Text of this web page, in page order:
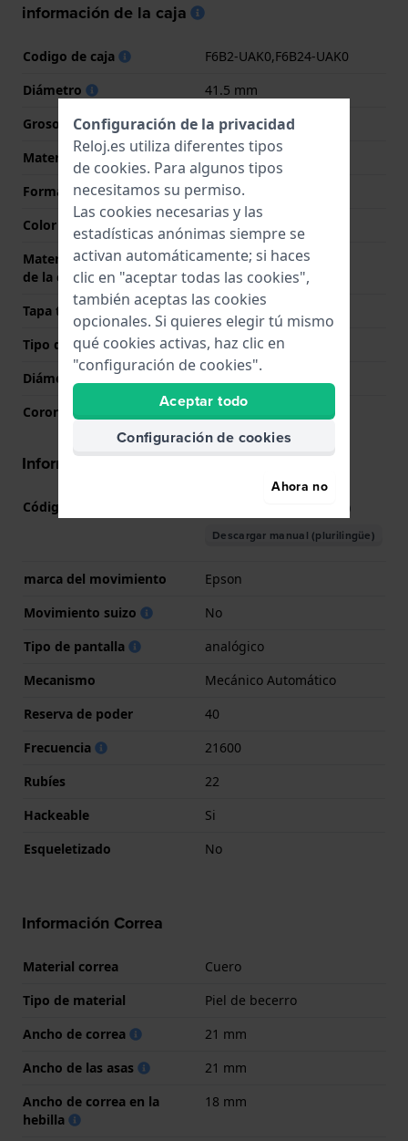
información de la caja
Codigo de caja
F6B2-UAK0,F6B24-UAK0
Diámetro
41.5 mm
Grosor de la caja
14 mm
Material
Acero inoxidable
Forma del reloj
Redondo
Color de la caja
Oro rosado
Material de la parte trasera
de la caja
Acero inoxidable
Tapa trasera
Transparente
Tipo de cristal
Mineral
Diámetro del vidrio
Corona
Información del movimiento
Código de Movimiento )
Descargar manual (plurilingüe)
marca del movimiento
Epson
Movimiento suizo
No
Tipo de pantalla
analógico
Mecanismo
Mecánico Automático
Reserva de poder
40
Frecuencia
21600
Rubíes
22
Hackeable
Si
Esqueletizado
No
Información Correa
Material correa
Cuero
Tipo de material
Piel de becerro
Ancho de correa
21 mm
Ancho de las asas
21 mm
Ancho de correa en la
hebilla
18 mm
Configuración de la privacidad
Reloj.es utiliza diferentes tipos
de cookies. Para algunos tipos
necesitamos su permiso.
Las cookies necesarias y las
estadísticas anónimas siempre se
activan automáticamente; si haces
clic en "aceptar todas las cookies",
también aceptas las cookies
opcionales. Si quieres elegir tú mismo
qué cookies activas, haz clic en
"configuración de cookies".
Aceptar todo
Configuración de cookies
Ahora no